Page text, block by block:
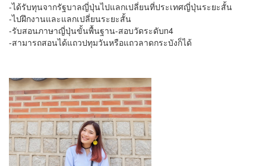
-ได้รับทุนจากรัฐบาลญี่ปุ่นไปแลกเปลี่ยนที่ประเทศญี่ปุ่นระยะสั้น
-ไปฝึกงานและแลกเปลี่ยนระยะสั้น
-รับสอนภาษาญี่ปุ่นขั้นพื้นฐาน-สอบวัดระดับn4
-สามารถสอนได้แถวปทุมวันหรือแถวลาดกระบังก็ได้